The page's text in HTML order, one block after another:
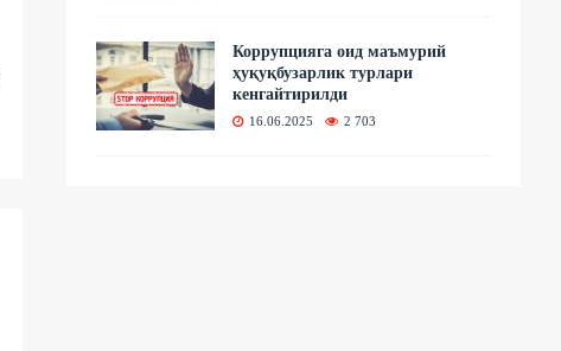
Коррупцияга оид маъмурий
ҳуқуқбузарлик турлари
кенгайтирилди
16.06.2025 2 703